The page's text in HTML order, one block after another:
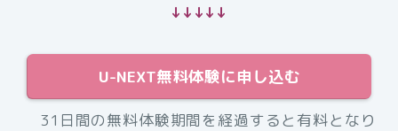
↓↓↓↓↓
U-NEXT無料体験に申し込む
31日間の無料体験期間を経過すると有料となり